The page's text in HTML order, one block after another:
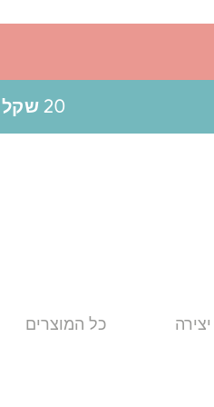
20 שקלים הנחה בקניה מעל 199 ש"ח בשימוש בקופון MOM20
יצירה כל המוצרים